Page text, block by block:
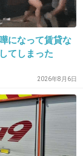
生日には何を
していたもの
プレゼントさ
が…。
なかったので
-2
になって賃貸な
てしまった
2026年8月6日